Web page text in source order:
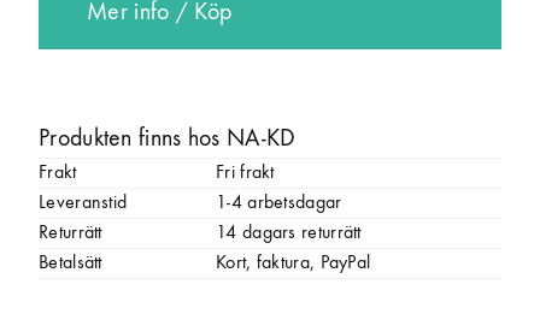
Mer info / Köp
Produkten finns hos NA-KD
Frakt
Fri frakt
Leveranstid
1-4 arbetsdagar
Returrätt
14 dagars returrätt
Betalsätt
Kort, faktura, PayPal